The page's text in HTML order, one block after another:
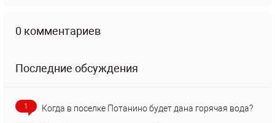
0 комментариев
Последние обсуждения
1 Когда в поселке Потанино будет дана горячая вода?